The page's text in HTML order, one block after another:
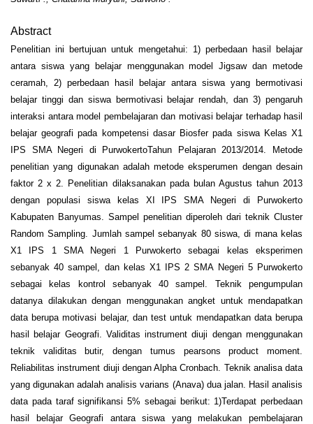
Abstract
Penelitian ini bertujuan untuk mengetahui: 1) perbedaan hasil belajar
antara siswa yang belajar menggunakan model Jigsaw dan metode
ceramah, 2) perbedaan hasil belajar antara siswa yang bermotivasi
belajar tinggi dan siswa bermotivasi belajar rendah, dan 3) pengaruh
interaksi antara model pembelajaran dan motivasi belajar terhadap hasil
belajar geografi pada kompetensi dasar Biosfer pada siswa Kelas X1
IPS SMA Negeri di PurwokertoTahun Pelajaran 2013/2014. Metode
penelitian yang digunakan adalah metode eksperumen dengan desain
faktor 2 x 2. Penelitian dilaksanakan pada bulan Agustus tahun 2013
dengan populasi siswa kelas XI IPS SMA Negeri di Purwokerto
Kabupaten Banyumas. Sampel penelitian diperoleh dari teknik Cluster
Random Sampling. Jumlah sampel sebanyak 80 siswa, di mana kelas
X1 IPS 1 SMA Negeri 1 Purwokerto sebagai kelas eksperimen
sebanyak 40 sampel, dan kelas X1 IPS 2 SMA Negeri 5 Purwokerto
sebagai kelas kontrol sebanyak 40 sampel. Teknik pengumpulan
datanya dilakukan dengan menggunakan angket untuk mendapatkan
data berupa motivasi belajar, dan test untuk mendapatkan data berupa
hasil belajar Geografi. Validitas instrument diuji dengan menggunakan
teknik validitas butir, dengan tumus pearsons product moment.
Reliabilitas instrument diuji dengan Alpha Cronbach. Teknik analisa data
yang digunakan adalah analisis varians (Anava) dua jalan. Hasil analisis
data pada taraf signifikansi 5% sebagai berikut: 1)Terdapat perbedaan
hasil belajar Geografi antara siswa yang melakukan pembelajaran